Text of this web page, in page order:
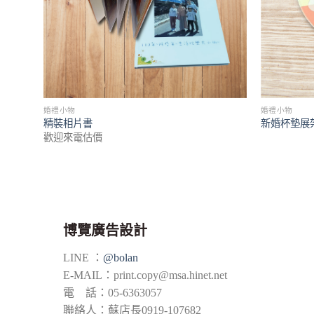
婚禮小物
精裝相片書
歡迎來電估價
婚禮小物
新婚杯墊展
博覽廣告設計
LINE ： @bolan
E-MAIL： print.copy@msa.hinet.net
電 話：05-6363057
聯絡人：蘇店長0919-107682